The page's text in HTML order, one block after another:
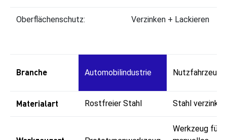
Oberflächenschutz: Verzinken + Lackieren
Branche Automobilindustrie Nutzfahrzeuge
Materialart Rostfreier Stahl Stahl verzinkt
Werkzeug für